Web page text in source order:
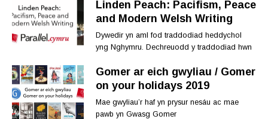
Linden Peach: Pacifism, Peace
and Modern Welsh Writing
Dywedir yn aml fod traddodiad heddychol
yng Nghymru. Dechreuodd y traddodiad hwn
Gomer ar eich gwyliau / Gomer
on your holidays 2019
Mae gwyliau’r haf yn prysur nesáu ac mae
pawb yn Gwasg Gomer